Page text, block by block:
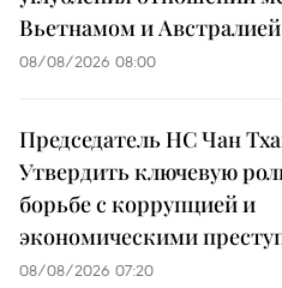
Вьетнамом и Австралией
08/08/2026 08:00
Председатель НС Чан
Утвердить ключевую
борьбе с коррупцией и
экономическими
08/08/2026 07:20